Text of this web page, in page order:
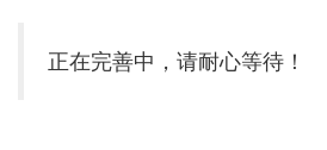
正在完善中，请耐心等待！